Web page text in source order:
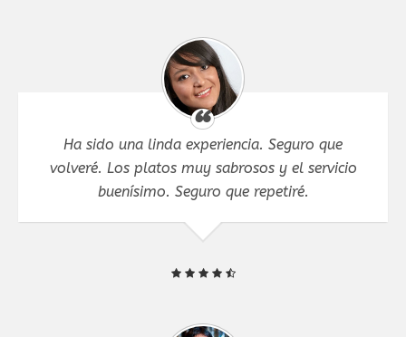
Ha sido una linda experiencia. Seguro que
volveré. Los platos muy sabrosos y el servicio
buenísimo. Seguro que repetiré.